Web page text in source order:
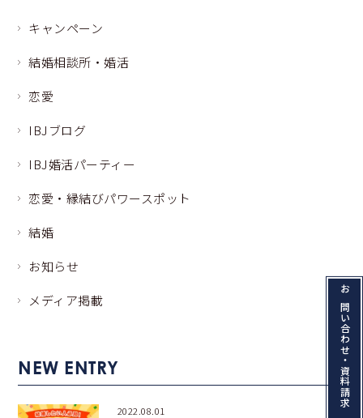
お問い合わせ・資料請求
キャンペーン
結婚相談所・婚活
恋愛
IBJブログ
IBJ婚活パーティー
恋愛・縁結びパワースポット
結婚
お知らせ
メディア掲載
NEW ENTRY
2022.08.01